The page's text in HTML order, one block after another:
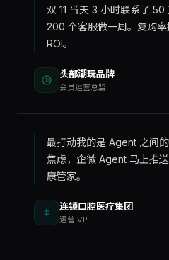
双 11 当天 3 小时联系了
200 个客服做一周。复购
ROI。
头部潮玩品牌
会员运营总监
最打动我的是 Agent 之间
焦虑，企微 Agent 马上推
康管家。
连锁口腔医疗集团
运营 VP